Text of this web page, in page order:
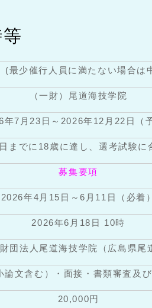
(最少催行人員に満たない場合は
（一財）尾道海技学院
年7月23日～2026年12月22日（
までに18歳に達し、選考試験に
募集要項
2026年4月15日～6月11日（必着）
2026年6月18日 10時
団法人尾道海技学院（広島県尾
論文含む）・面接・書類審査及
20,000円